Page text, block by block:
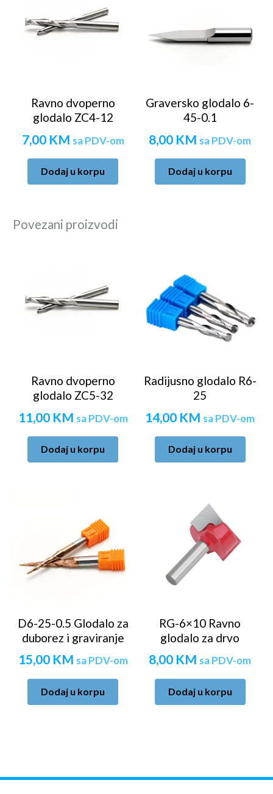
Ravno dvoperno
glodalo ZC4-12
7,00 KM sa PDV-om
Dodaj u korpu
Graversko glodalo 6-
45-0.1
8,00 KM sa PDV-om
Dodaj u korpu
Povezani proizvodi
Ravno dvoperno
glodalo ZC5-32
11,00 KM sa PDV-om
Dodaj u korpu
Radijusno glodalo R6-
25
14,00 KM sa PDV-om
Dodaj u korpu
D6-25-0.5 Glodalo za
duborez i graviranje
15,00 KM sa PDV-om
Dodaj u korpu
RG-6×10 Ravno
glodalo za drvo
8,00 KM sa PDV-om
Dodaj u korpu